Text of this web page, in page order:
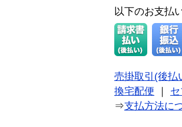
以下のお支払
売掛取引(後払
換宅配便
⇒支払方法に